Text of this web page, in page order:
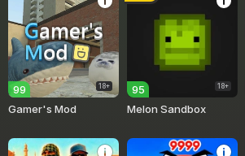
99 18+
Gamer's Mod
95 18+
Melon Sandbox